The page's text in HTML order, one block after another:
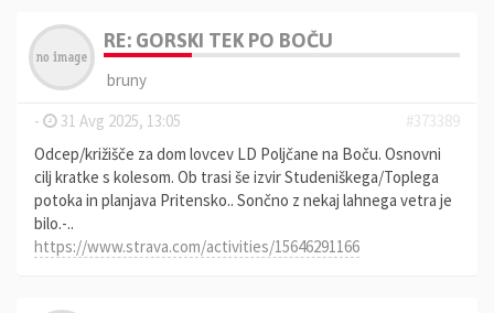
RE: GORSKI TEK PO BOČU
bruny
-
31 Avg 2025, 13:05
#373389
Odcep/križišče za dom lovcev LD Poljčane na Boču. Osnovni
cilj kratke s kolesom. Ob trasi še izvir Studeniškega/Toplega
potoka in planjava Pritensko.. Sončno z nekaj lahnega vetra je
bilo.-..
https://www.strava.com/activities/15646291166